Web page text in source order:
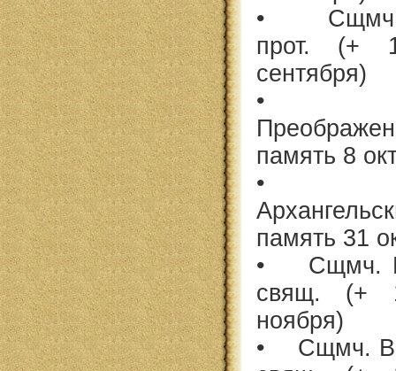
• Сщмч.
прот. (+
сентября)
•
память 8
•
память 31
• Сщмч.
свящ. (+
ноября)
• Сщмч.